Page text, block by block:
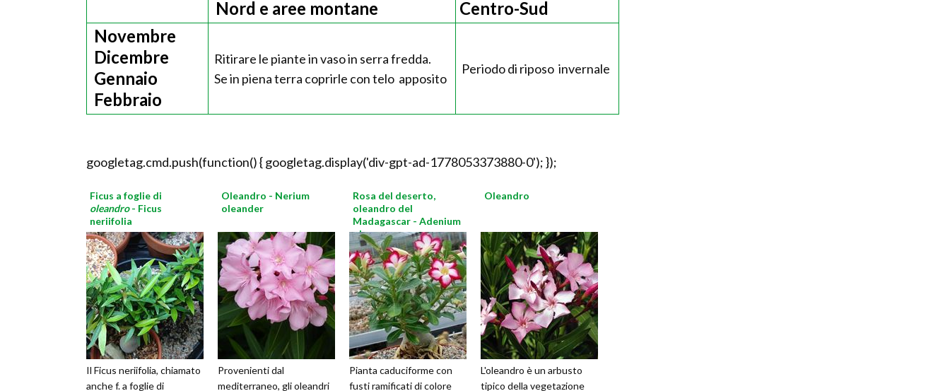
Nord e aree montane
Centro-Sud
Novembre
Dicembre
Gennaio
Febbraio
Ritirare le piante in vaso in serra fredda.
Se in piena terra coprirle con telo apposito
Periodo di riposo invernale
googletag.cmd.push(function() { googletag.display('div-gpt-ad-1778053373880-0'); });
Ficus a foglie di
oleandro- Ficus
neriifolia
Il Ficus neriifolia, chiamato
anche f. a foglie di
Oleandro - Nerium
oleander
Provenienti dal
mediterraneo, gli oleandri
Rosa del deserto,
oleandro del
Madagascar - Adenium
obesum
Pianta caduciforme con
fusti ramificati di colore
Oleandro
L'oleandro è un arbusto
tipico della vegetazione